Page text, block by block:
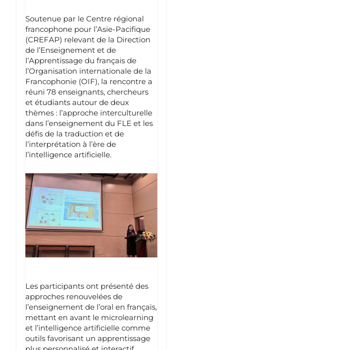
Soutenue par le Centre régional
francophone pour l’Asie-Pacifique
(CREFAP) relevant de la Direction
de l’Enseignement et de
l’Apprentissage du français de
l’Organisation internationale de la
Francophonie (OIF), la rencontre a
réuni 78 enseignants, chercheurs
et étudiants autour de deux
thèmes : l’approche interculturelle
dans l’enseignement du FLE et les
défis de la traduction et de
l’interprétation à l’ère de
l’intelligence artificielle.
Les participants ont présenté des
approches renouvelées de
l’enseignement de l’oral en français,
mettant en avant le microlearning
et l’intelligence artificielle comme
outils favorisant un apprentissage